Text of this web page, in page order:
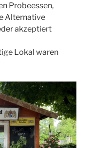
Probeessen,
Alternative
akzeptiert
Lokal waren